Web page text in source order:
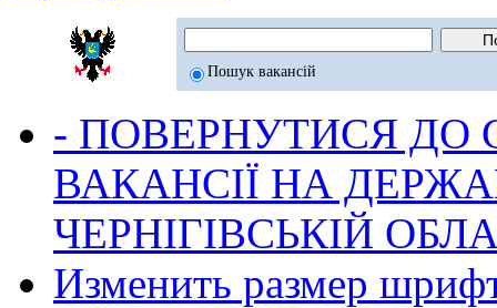
Пошук вакансій
- ПОВЕРНУТИСЯ ДО
ВАКАНСІЇ НА
ЧЕРНІГІВСЬКІЙ
Изменить размер